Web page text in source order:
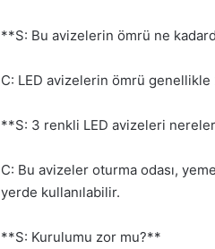
**S: Bu avizelerin ömrü ne
C: LED avizelerin ömrü
**S: 3 renkli LED avizeleri
C: Bu avizeler oturma odası,
yerde kullanılabilir.
**S: Kurulumu zor mu?**